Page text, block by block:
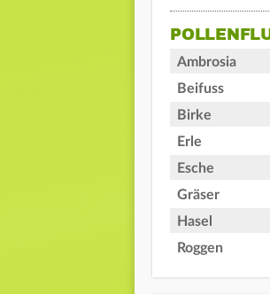
Ambrosia
Beifuss
Birke
Erle
Esche
Gräser
Hasel
Roggen